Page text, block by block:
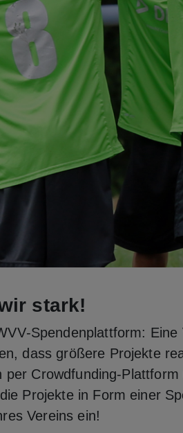
stark!
Eine
dass größere Projekte
Projekte in Form einer
Vereins ein!